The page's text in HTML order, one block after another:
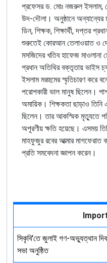
প্রফেসর ড. মোঃ নজরুল ইসলাম,
উদ-দৌলা। অনুষ্ঠানে অন্যান্যের
ডিন, শিক্ষক, শিক্ষার্থী, দপ্তর
শুরুতেই কোরআন তেলাওয়াত ও
মসজিদের খতিব হাফেজ
প্রধান অতিথির বক্তৃতায় ভাইস
ইসলাম মরহুমের স্মৃতিচারণ করে
পরোপকারী ভাল মানুষ ছিলেন।
অমায়িক। শিক্ষকতা ছাড়াও
ছিলেন। তার আকস্মিক মৃত্যুতে
অপূরণীয় ক্ষতি হয়েছে। এসময়
মাহফুজুর রবের আত্মার মাগফেরাত
প্রতি সমবেদনা জ্ঞাপন করেন।
সিকৃবি'তে জুলাই গণ-অভ্যুত্থান
সভা অনুষ্ঠিত